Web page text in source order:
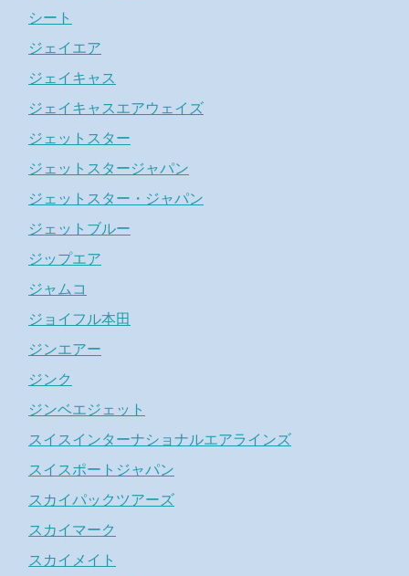
シート
ジェイエア
ジェイキャス
ジェイキャスエアウェイズ
ジェットスター
ジェットスタージャパン
ジェットスター・ジャパン
ジェットブルー
ジップエア
ジャムコ
ジョイフル本田
ジンエアー
ジンク
ジンベエジェット
スイスインターナショナルエアラインズ
スイスポートジャパン
スカイパックツアーズ
スカイマーク
スカイメイト